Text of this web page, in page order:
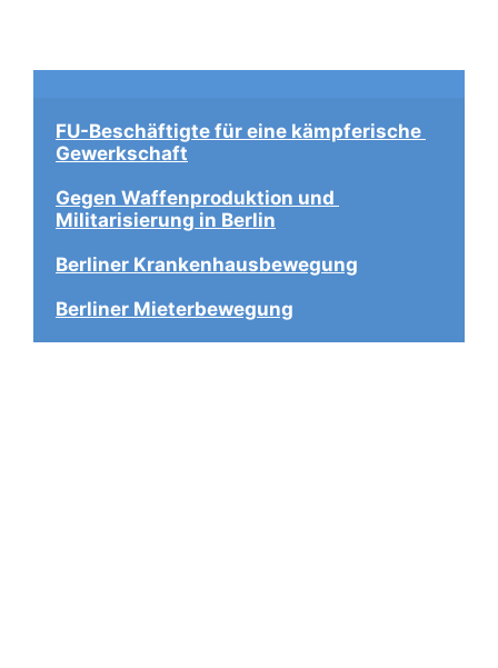
FU-Beschäftigte für eine kämpferische
Gewerkschaft
Gegen Waffenproduktion und
Militarisierung in Berlin
Berliner Krankenhausbewegung
Berliner Mieterbewegung